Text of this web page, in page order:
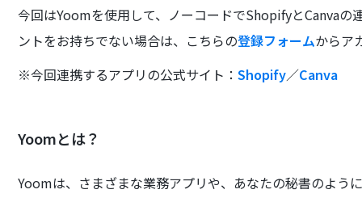
今回はYoomを使用して、ノーコードでShopifyとCanva
ントをお持ちでない場合は、こちらの登録フォームからア
※今回連携するアプリの公式サイト：Shopify／Canva
Yoomとは？
Yoomは、さまざまな業務アプリや、あなたの秘書のよう